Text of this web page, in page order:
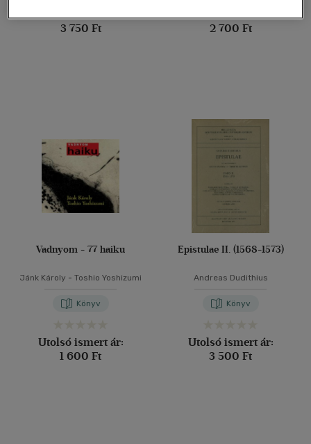
Utolsó ismert ár:
3 750 Ft
Utolsó ismert ár:
2 700 Ft
Vadnyom - 77 haiku
Jánk Károly - Toshio Yoshizumi
Könyv
Utolsó ismert ár:
1 600 Ft
Epistulae II. (1568-1573)
Andreas Dudithius
Könyv
Utolsó ismert ár:
3 500 Ft